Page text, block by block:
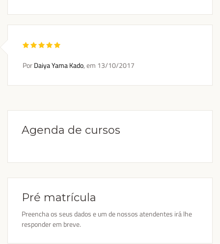
PorDaiya Yama Kado, em 13/10/2017
Agenda de cursos
Pré matrícula
Preencha os seus dados e um de nossos atendentes irá lhe
responder em breve.